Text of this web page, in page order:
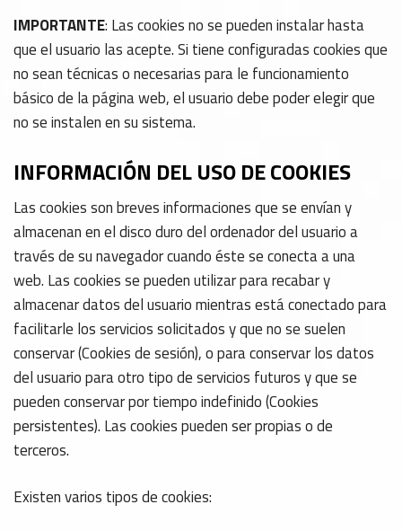
IMPORTANTE: Las cookies no se pueden instalar hasta
que el usuario las acepte. Si tiene configuradas cookies que
no sean técnicas o necesarias para le funcionamiento
básico de la página web, el usuario debe poder elegir que
no se instalen en su sistema.
INFORMACIÓN DEL USO DE COOKIES
Las cookies son breves informaciones que se envían y
almacenan en el disco duro del ordenador del usuario a
través de su navegador cuando éste se conecta a una
web. Las cookies se pueden utilizar para recabar y
almacenar datos del usuario mientras está conectado para
facilitarle los servicios solicitados y que no se suelen
conservar (Cookies de sesión), o para conservar los datos
del usuario para otro tipo de servicios futuros y que se
pueden conservar por tiempo indefinido (Cookies
persistentes). Las cookies pueden ser propias o de
terceros.
Existen varios tipos de cookies: